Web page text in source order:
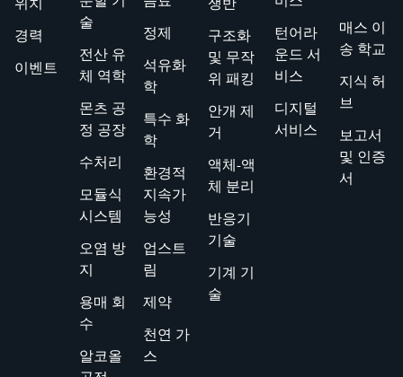
경력
이벤트
술
전산 유
체 역학
몬츠 공
정 공장
수처리
모듈식
시스템
오염 방
지
용매 회
수
알코올
정제
석유화
학
특수 화
학
환경적
지속가
능성
업스트
림
제약
천연 가
스
구조화
및 무작
위 패킹
안개 제
거
액체-액
체 분리
반응기
기술
기계 기
술
턴어라
운드 서
비스
디지털
서비스
매스 이
송 학교
지식 허
브
보고서
및 인증
서